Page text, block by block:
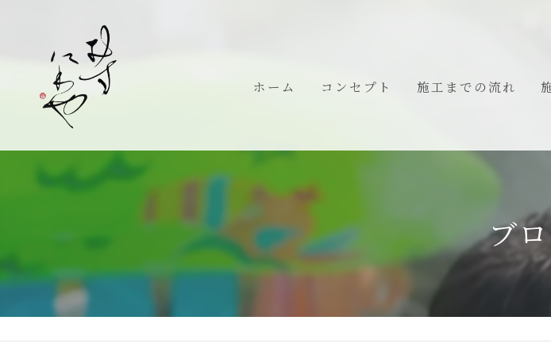
ホーム コンセプト 施工までの流れ
ブ